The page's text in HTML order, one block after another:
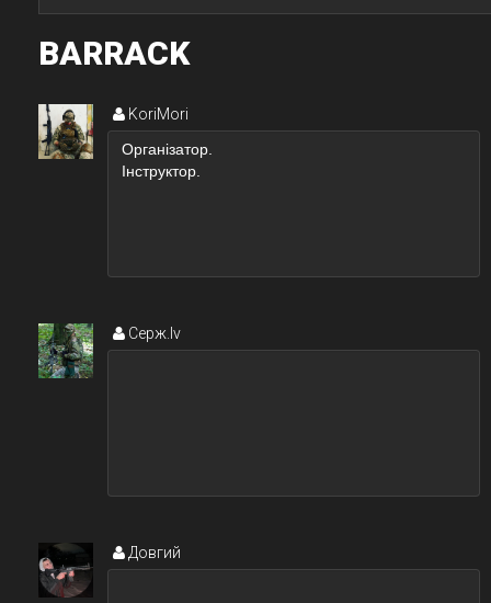
BARRACK
KoriMori
Серж.lv
Довгий